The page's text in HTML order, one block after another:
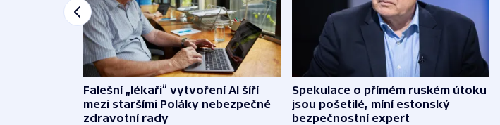
Falešní „lékaři“ vytvoření AI šíří
mezi staršími Poláky nebezpečné
zdravotní rady
Spekulace o přímém ruském útoku
jsou pošetilé, míní estonský
bezpečnostní expert